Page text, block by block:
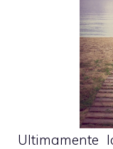
Ultimamente